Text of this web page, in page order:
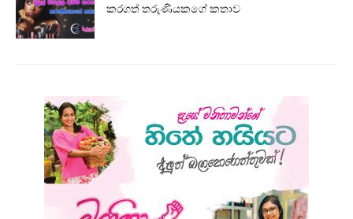
කරගත් තරුණියකගේ කතාව